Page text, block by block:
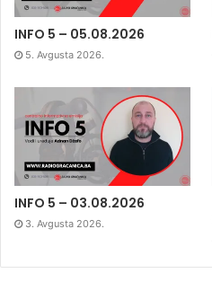
INFO 5 – 05.08.2026
5. Avgusta 2026.
INFO 5 – 03.08.2026
3. Avgusta 2026.